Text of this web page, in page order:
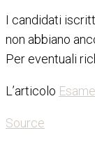
I candidati
non abbiano
Per eventuali
L’articolo
Source